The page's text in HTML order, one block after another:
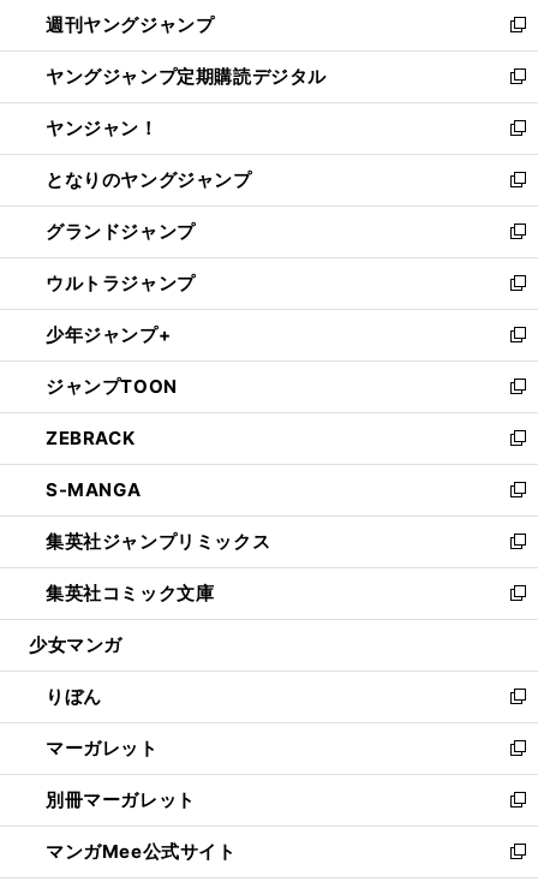
く
で
開
く
ド
ウ
で
開
く
ィ
ン
ド
ウ
で
開
く
週刊ヤングジャンプ
新
し
い
ウ
ィ
ン
ド
ウ
で
開
く
ヤングジャンプ定期購読デジタル
新
し
い
ウ
ィ
ン
ド
ウ
で
開
く
ヤンジャン！
新
し
い
ウ
ィ
ン
ド
ウ
で
開
く
となりのヤングジャンプ
新
し
い
ウ
ィ
ン
ド
ウ
で
開
く
グランドジャンプ
新
し
い
ウ
ィ
ン
ド
ウ
で
開
く
ウルトラジャンプ
新
し
い
ウ
ィ
ン
ド
ウ
で
開
く
少年ジャンプ+
新
し
い
ウ
ィ
ン
ド
ウ
で
開
く
ジャンプTOON
新
し
い
ウ
ィ
ン
ド
ウ
で
開
ZEBRACK
新
し
い
ウ
ィ
ン
ド
ウ
開
く
S-MANGA
新
し
い
ウ
ィ
ン
ウ
で
開
く
集英社ジャンプリミックス
新
し
い
ウ
ン
ド
ウ
で
開
く
集英社コミック文庫
新
し
ウ
ィ
ン
ド
ウ
で
開
く
少女マンガ
りぼん
新
し
い
ウ
ィ
ン
ド
マーガレット
新
し
い
ウ
ィ
別冊マーガレット
新
し
い
マンガMee公式サイト
新